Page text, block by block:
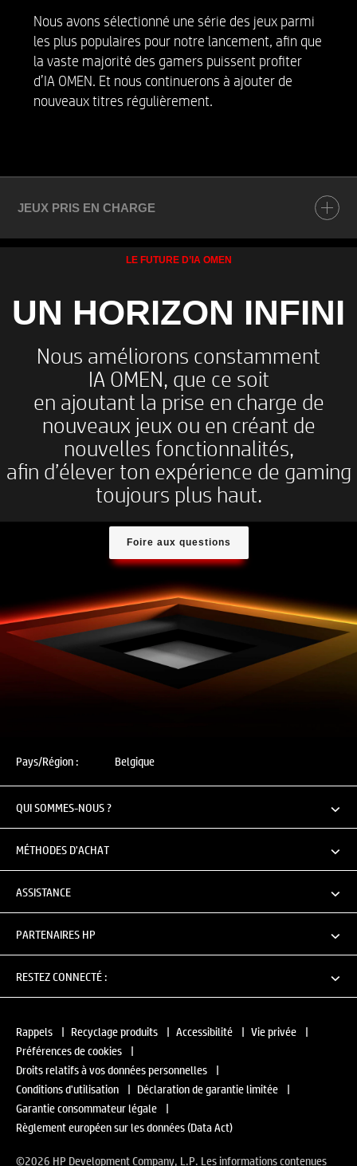
Nous avons sélectionné une série des jeux parmi
les plus populaires pour notre lancement, afin que
la vaste majorité des gamers puissent profiter
d’IA OMEN. Et nous continuerons à ajouter de
nouveaux titres régulièrement.
JEUX PRIS EN CHARGE
DISPONIBLE DÈS MAINTENANT
BIENTÔT DISPONIBLES
League of Legends​
Fortnite​
Apex Legends​
Dota 2​
Cyberpunk 2077​
Forza Horizon 5​​
Rainbow Six Siege​​
Pubg: Battlegrounds
LE FUTURE D’IA OMEN
UN HORIZON INFINI
Nous améliorons constamment
IA OMEN, que ce soit
en ajoutant la prise en charge de
nouveaux jeux ou en créant de
nouvelles fonctionnalités,
afin d’élever ton expérience de gaming
toujours plus haut.
Foire aux questions
Pays/Région : Belgique
QUI SOMMES-NOUS ?
MÉTHODES D'ACHAT
ASSISTANCE
PARTENAIRES HP
RESTEZ CONNECTÉ :
Rappels | Recyclage produits | Accessibilité | Vie privée |
Préférences de cookies |
Droits relatifs à vos données personnelles |
Conditions d'utilisation | Déclaration de garantie limitée |
Garantie consommateur légale |
Règlement européen sur les données (Data Act)
©2026 HP Development Company, L.P. Les informations contenues